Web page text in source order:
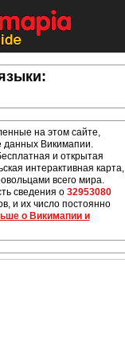
на этом сайте,
данных Викимапии.
и открытая
интерактивная карта,
всего мира.
сведения о 32953080
и их число постоянно
о Викимапии и